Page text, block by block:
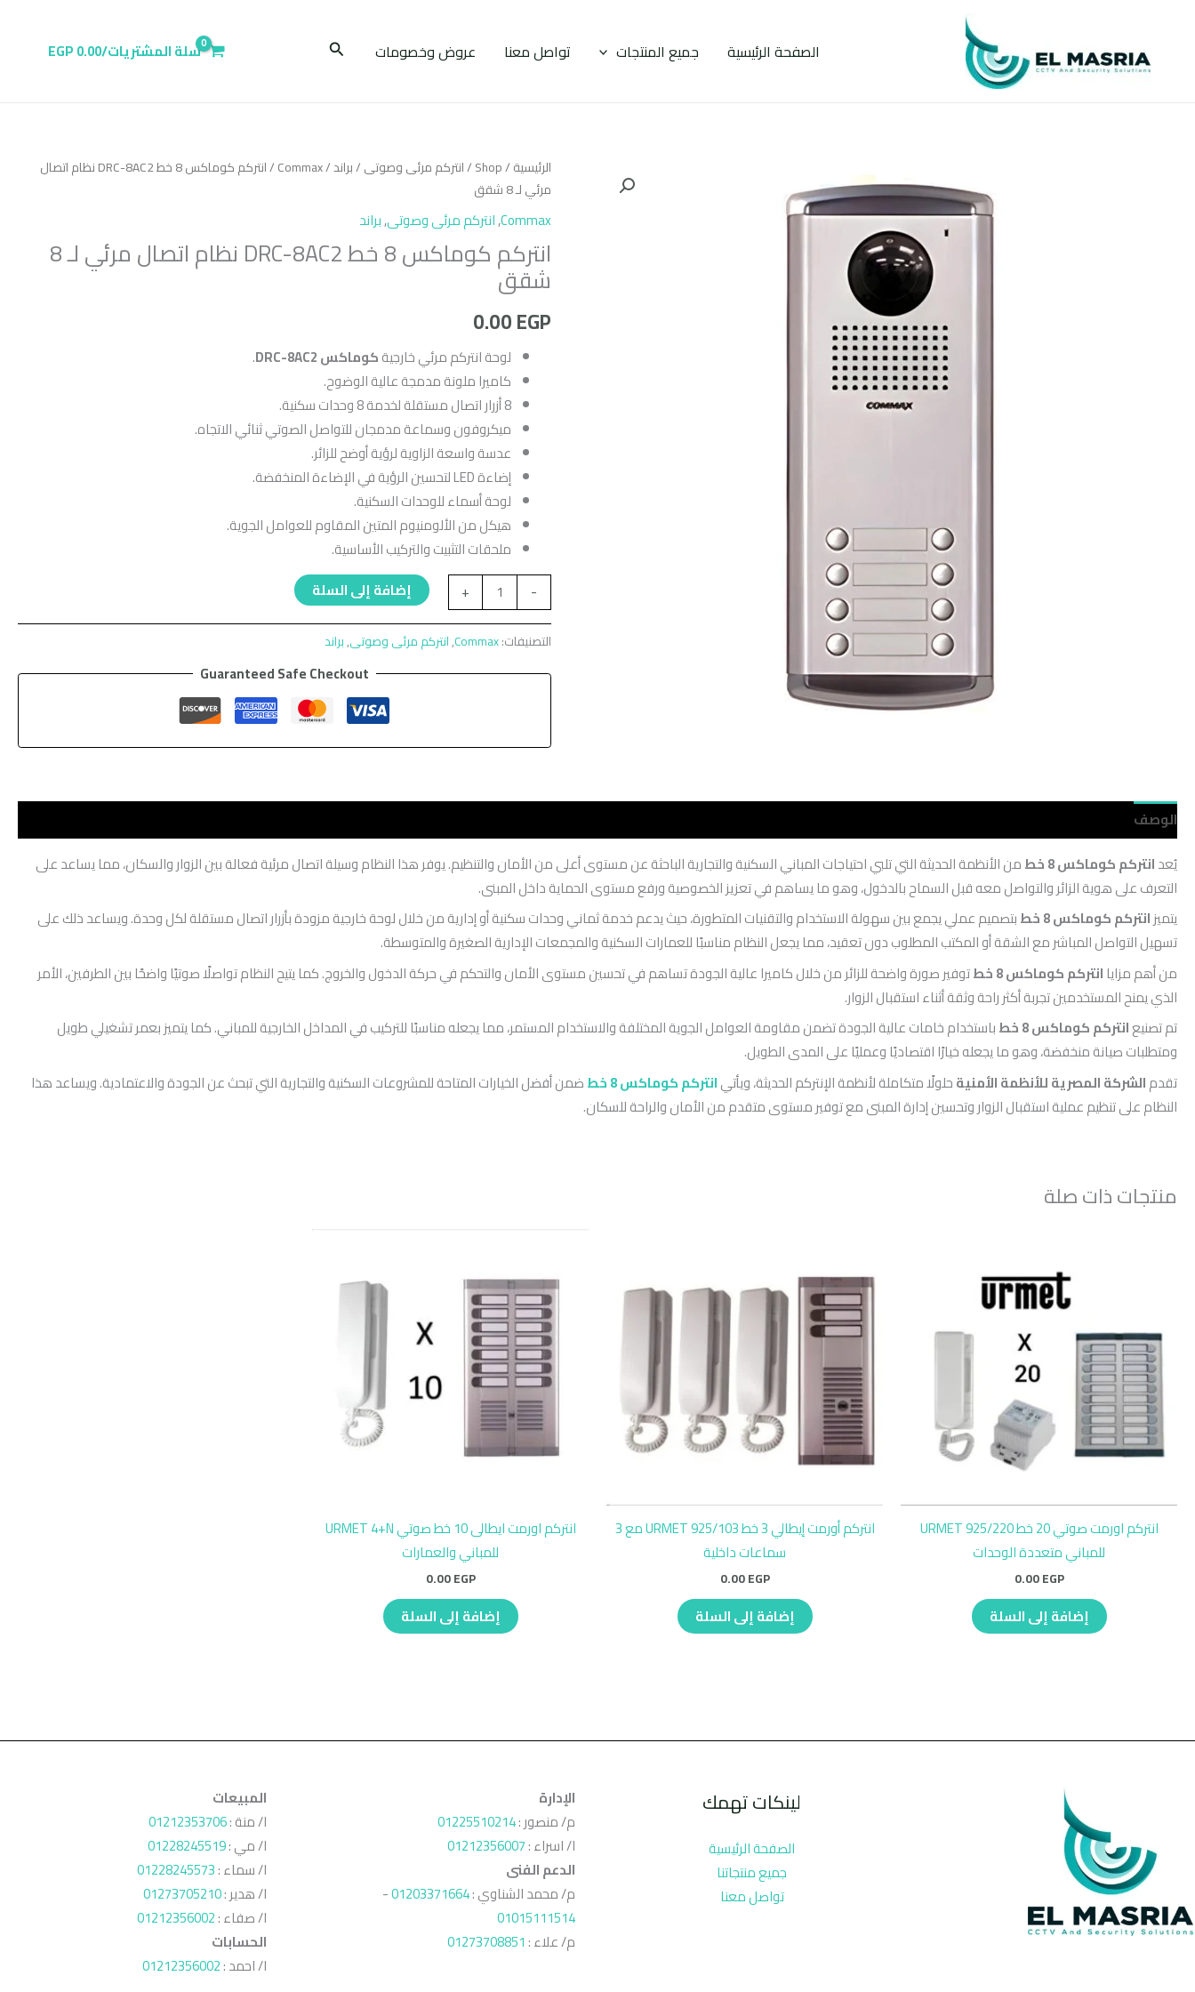
المحتوى
الصفحة الرئيسية جميع المنتجات تواصل معنا عروض وخصومات البحث سلة المشتريات/0.00
EGP
الرئيسية/
Shop
/انتركم مرئى وصوتى/براند/
Commax
/ انتركم كوماكس 8 خط DRC-8AC2 نظام اتصال
مرئي لـ 8 شقق
Commax
,انتركم مرئى وصوتى,براند
انتركم كوماكس 8 خط DRC-8AC2 نظام اتصال مرئي لـ 8
شقق
0.00EGP
لوحة انتركم مرئي خارجيةكوماكس DRC-8AC2
.
كاميرا ملونة مدمجة عالية الوضوح.
8 أزرار اتصال مستقلة لخدمة 8 وحدات سكنية.
ميكروفون وسماعة مدمجان للتواصل الصوتي ثنائي الاتجاه.
عدسة واسعة الزاوية لرؤية أوضح للزائر.
إضاءة LED لتحسين الرؤية في الإضاءة المنخفضة.
لوحة أسماء للوحدات السكنية.
هيكل من الألومنيوم المتين المقاوم للعوامل الجوية.
ملحقات التثبيت والتركيب الأساسية.
-
+ إضافة إلى السلة
التصنيفات:Commax
,انتركم مرئى وصوتى,براند
Guaranteed Safe Checkout
الوصف
يُعدانتركم كوماكس 8 خط
من الأنظمة الحديثة التي تلبي احتياجات المباني السكنية والتجارية الباحثة عن مستوى أعلى من الأمان والتنظيم. يوفر هذا النظام وسيلة اتصال مرئية فعالة بين الزوار والسكان، مما يساعد على
التعرف على هوية الزائر والتواصل معه قبل السماح بالدخول، وهو ما يساهم في تعزيز الخصوصية ورفع مستوى الحماية داخل المبنى.
يتميزانتركم كوماكس 8 خط
بتصميم عملي يجمع بين سهولة الاستخدام والتقنيات المتطورة، حيث يدعم خدمة ثماني وحدات سكنية أو إدارية من خلال لوحة خارجية مزودة بأزرار اتصال مستقلة لكل وحدة. ويساعد ذلك على
تسهيل التواصل المباشر مع الشقة أو المكتب المطلوب دون تعقيد، مما يجعل النظام مناسبًا للعمارات السكنية والمجمعات الإدارية الصغيرة والمتوسطة.
من أهم مزايا انتركم كوماكس 8 خط
توفير صورة واضحة للزائر من خلال كاميرا عالية الجودة تساهم في تحسين مستوى الأمان والتحكم في حركة الدخول والخروج. كما يتيح النظام تواصلًا صوتيًا واضحًا بين الطرفين، الأمر
الذي يمنح المستخدمين تجربة أكثر راحة وثقة أثناء استقبال الزوار.
تم تصنيعانتركم كوماكس 8 خط
باستخدام خامات عالية الجودة تضمن مقاومة العوامل الجوية المختلفة والاستخدام المستمر، مما يجعله مناسبًا للتركيب في المداخل الخارجية للمباني. كما يتميز بعمر تشغيلي طويل
ومتطلبات صيانة منخفضة، وهو ما يجعله خيارًا اقتصاديًا وعمليًا على المدى الطويل.
تقدمالشركة المصرية للأنظمة الأمنيةحلولًا متكاملة لأنظمة الإنتركم الحديثة، ويأتيانتركم كوماكس 8 خط
ضمن أفضل الخيارات المتاحة للمشروعات السكنية والتجارية التي تبحث عن الجودة والاعتمادية. ويساعد هذا
النظام على تنظيم عملية استقبال الزوار وتحسين إدارة المبنى مع توفير مستوى متقدم من الأمان والراحة للسكان.
منتجات ذات صلة
انتركم اورمت صوتي 20 خط URMET 925/220
للمباني متعددة الوحدات
0.00EGP
إضافة إلى السلة
انتركم أورمت إيطالي 3 خط URMET 925/103 مع 3
سماعات داخلية
0.00EGP
إضافة إلى السلة
انتركم اورمت ايطالى 10 خط صوتي URMET 4+N
للمباني والعمارات
0.00EGP
إضافة إلى السلة
لينكات تهمك
الصفحة الرئيسية
جميع منتجاتنا
تواصل معنا
الإدارة
م/ منصور :01225510214
ا/ اسراء :01212356007
الدعم الفنى
م/ محمد الشناوي :01203371664
-
01015111514
م/ علاء :01273708851
المبيعات
ا/ منة :01212353706
ا/ مي :01228245519
ا/ سماء :01228245573
ا/ هدير :01273705210
ا/ صفاء :01212356002
الحسابات
ا/ احمد :01212356002